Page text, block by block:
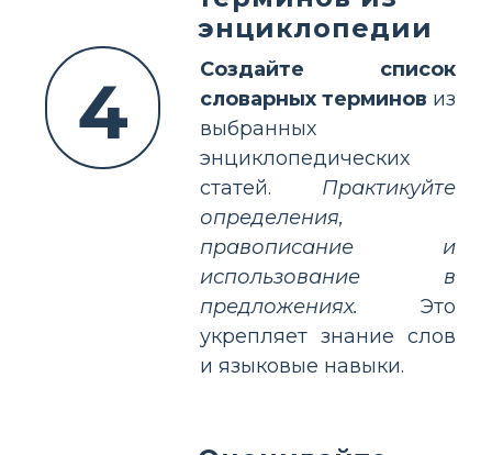
4
энциклопедии
Создайте список
словарных терминов из
выбранных
энциклопедических
статей. Практикуйте
определения,
правописание и
использование в
предложениях. Это
укрепляет знание слов
и языковые навыки.